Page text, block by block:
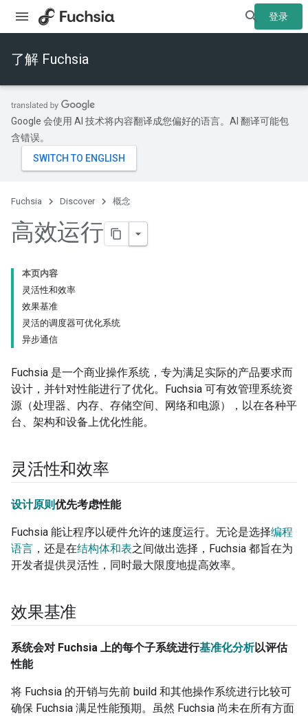
登录
了解 Fuchsia
Google 会使用 AI 技术将内容翻译成您偏好的语言。AI 翻译可能包
含错误。
Fuchsia Discover 概念
高效运行
本页内容
灵活性和效率
效果基准
灵活的调度器可优化系统
异步通信
Fuchsia 是一个商业操作系统，专为满足实际的产品要求而
设计，并针对性能进行了优化。Fuchsia 可有效管理系统资
源（处理器、内存、存储空间、网络和电源），以在各种平
台、架构和设备上优化性能。
灵活性和效率
设计原则优先考虑性能
Fuchsia 能让程序以硬件允许的速度运行。无论是选择编程
语言 ，还是在结构体和表之间做出选择，Fuchsia 都旨在为
开发者提供灵活性，同时最大限度地提高效率。
效果基准
系统会对 Fuchsia 上的每个子系统进行基准化分析以评估
性能
将 Fuchsia 的开销与先前 build 和其他操作系统进行比较可
确保 Fuchsia 满足性能预期。虽然 Fuchsia 尚未在所有方面